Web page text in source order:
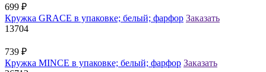
699 ₽
Кружка GRACE в упаковке; белый; фарфор Заказать
13704
739 ₽
Кружка MINCE в упаковке; белый; фарфор Заказать